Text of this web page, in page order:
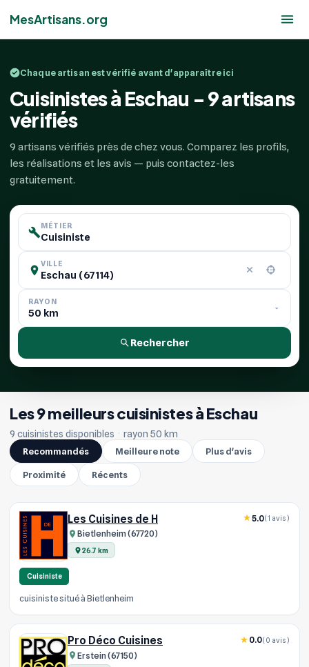
MesArtisans.org
Chaque artisan est vérifié avant d'apparaître ici
Cuisinistes à Eschau - 9 artisans
vérifiés
9 artisans vérifiés près de chez vous. Comparez les profils,
les réalisations et les avis — puis contactez-les
gratuitement.
MÉTIER
VILLE
RAYON
Rechercher
Les 9 meilleurs cuisinistes à Eschau
9 cuisinistes disponibles · rayon 50 km
Recommandés
Meilleure note Plus d'avis
Proximité Récents
Les Cuisines de H
Bietlenheim (67720)
26.7 km
5.0(1 avis)
Cuisiniste
cuisiniste situé à Bietlenheim
Pro Déco Cuisines
Erstein (67150)
0.0(0 avis)